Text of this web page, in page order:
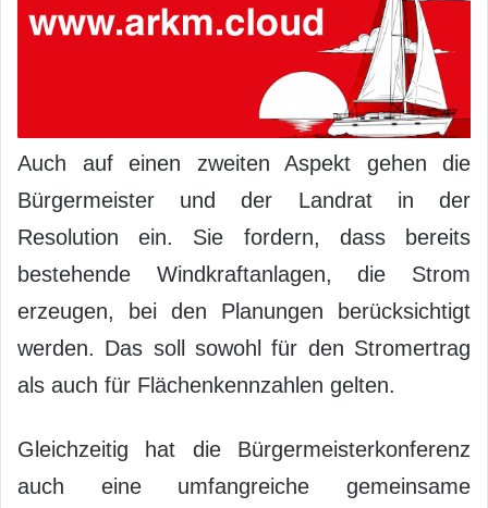
Auch auf einen zweiten Aspekt gehen die
Bürgermeister und der Landrat in der
Resolution ein. Sie fordern, dass bereits
bestehende Windkraftanlagen, die Strom
erzeugen, bei den Planungen berücksichtigt
werden. Das soll sowohl für den Stromertrag
als auch für Flächenkennzahlen gelten.
Gleichzeitig hat die Bürgermeisterkonferenz
auch eine umfangreiche gemeinsame